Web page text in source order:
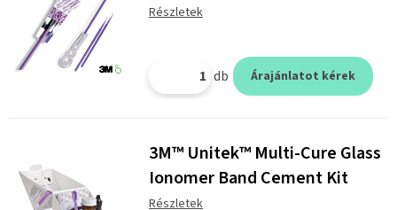
Részletek
db Árajánlatot kérek
3M™ Unitek™ Multi-Cure Glass
Ionomer Band Cement Kit
Részletek